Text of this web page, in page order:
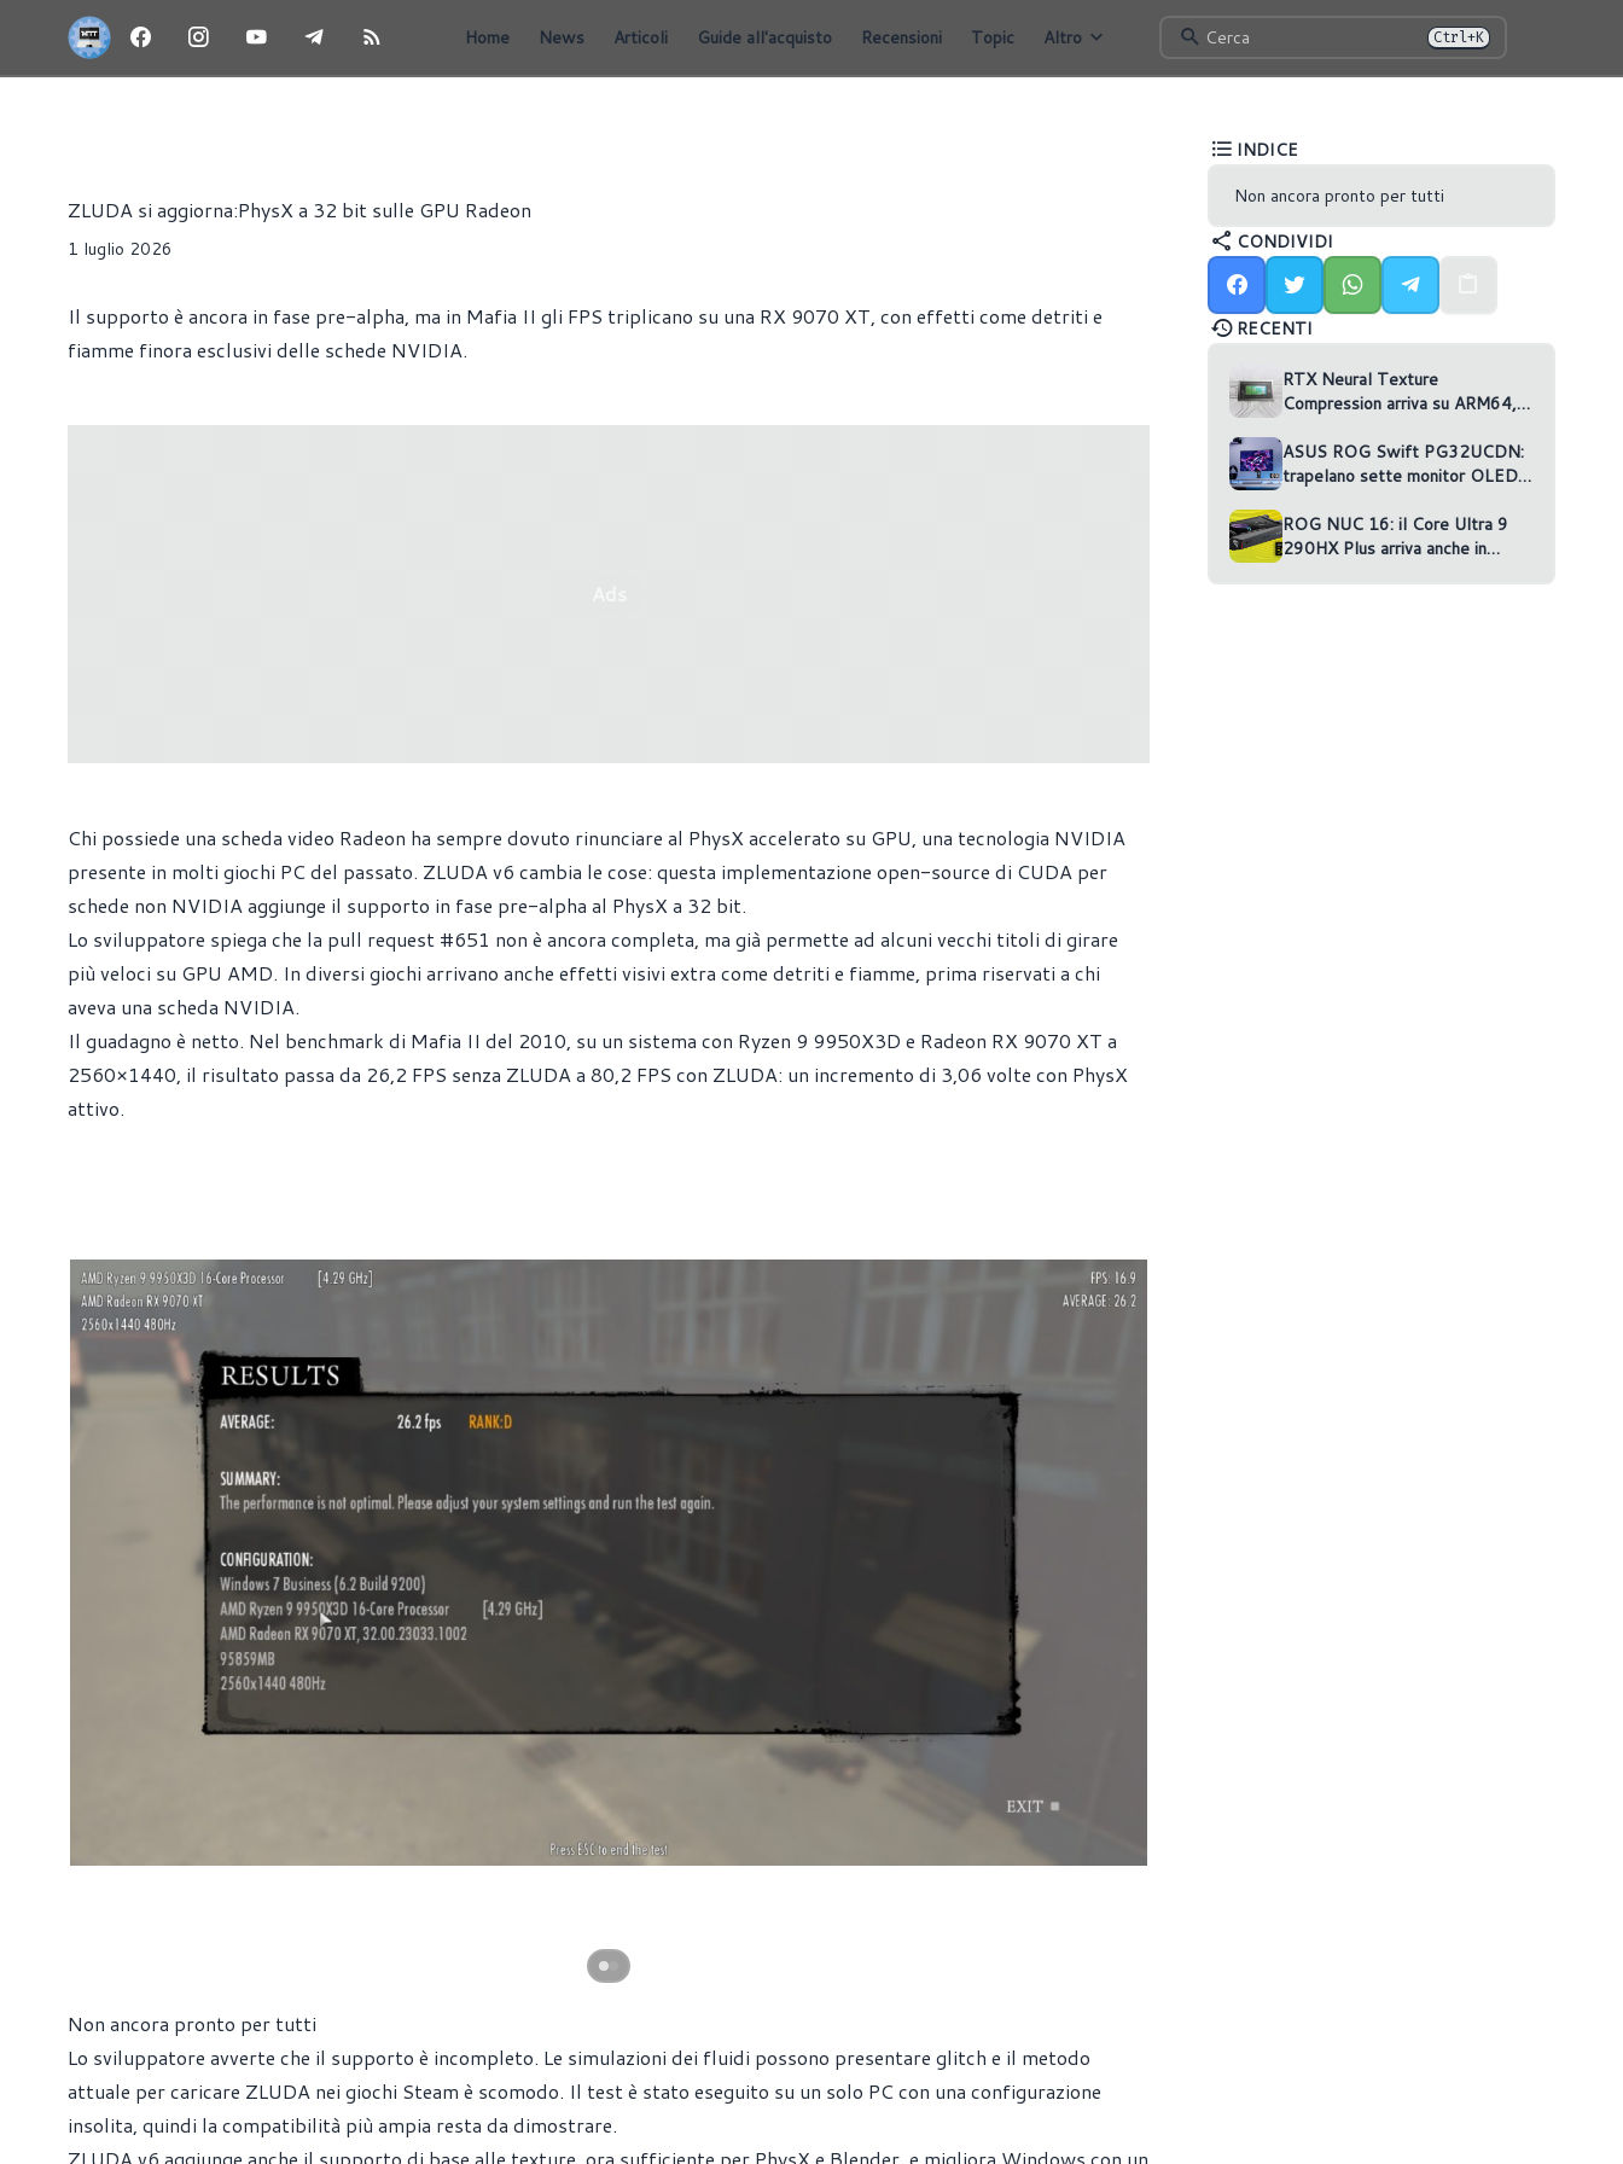
Home News Articoli Guide all'acquisto Recensioni Topic Altro Cerca Ctrl+K
ZLUDA si aggiorna:PhysX a 32 bit sulle GPU Radeon
1 luglio 2026
Il supporto è ancora in fase pre-alpha, ma in Mafia II gli FPS triplicano su una RX 9070 XT, con effetti come detriti e
fiamme finora esclusivi delle schede NVIDIA.
Chi possiede una scheda video Radeon ha sempre dovuto rinunciare al PhysX accelerato su GPU, una tecnologia NVIDIA
presente in molti giochi PC del passato. ZLUDA v6 cambia le cose: questa implementazione open-source di CUDA per
schede non NVIDIA aggiunge il supporto in fase pre-alpha al PhysX a 32 bit.
Lo sviluppatore spiega che la pull request #651 non è ancora completa, ma già permette ad alcuni vecchi titoli di girare
più veloci su GPU AMD. In diversi giochi arrivano anche effetti visivi extra come detriti e fiamme, prima riservati a chi
aveva una scheda NVIDIA.
Il guadagno è netto. Nel benchmark di Mafia II del 2010, su un sistema con Ryzen 9 9950X3D e Radeon RX 9070 XT a
2560×1440, il risultato passa da 26,2 FPS senza ZLUDA a 80,2 FPS con ZLUDA: un incremento di 3,06 volte con PhysX
attivo.
Non ancora pronto per tutti
Lo sviluppatore avverte che il supporto è incompleto. Le simulazioni dei fluidi possono presentare glitch e il metodo
attuale per caricare ZLUDA nei giochi Steam è scomodo. Il test è stato eseguito su un solo PC con una configurazione
insolita, quindi la compatibilità più ampia resta da dimostrare.
INDICE
Non ancora pronto per tutti
CONDIVIDI
RECENTI
RTX Neural Texture
Compression arriva su ARM64,
ASUS ROG Swift PG32UCDN:
trapelano sette monitor OLED
ROG NUC 16: il Core Ultra 9
290HX Plus arriva anche in